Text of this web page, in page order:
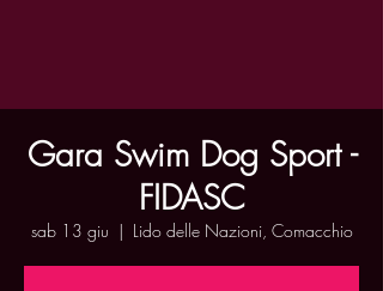
Gara Swim Dog Sport -
FIDASC
sab 13 giu
  |
Lido delle Nazioni, Comacchio